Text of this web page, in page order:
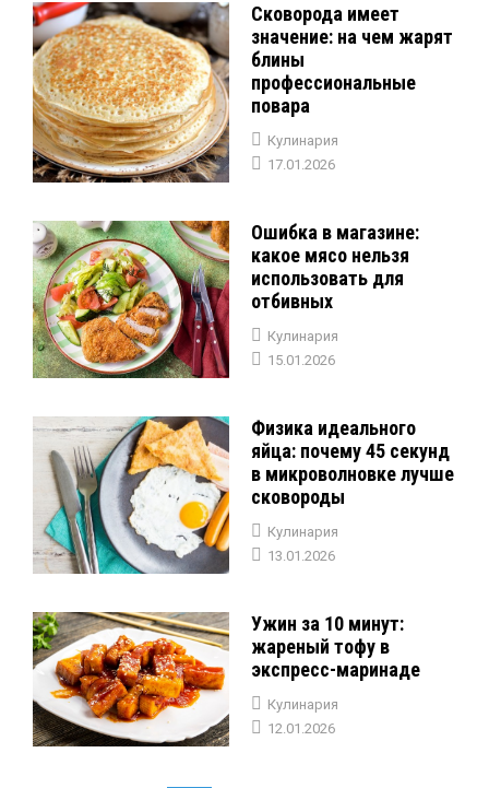
Сковорода имеет
значение: на чем жарят
блины
профессиональные
повара
Кулинария
17.01.2026
Ошибка в магазине:
какое мясо нельзя
использовать для
отбивных
Кулинария
15.01.2026
Физика идеального
яйца: почему 45 секунд
в микроволновке лучше
сковороды
Кулинария
13.01.2026
Ужин за 10 минут:
жареный тофу в
экспресс-маринаде
Кулинария
12.01.2026